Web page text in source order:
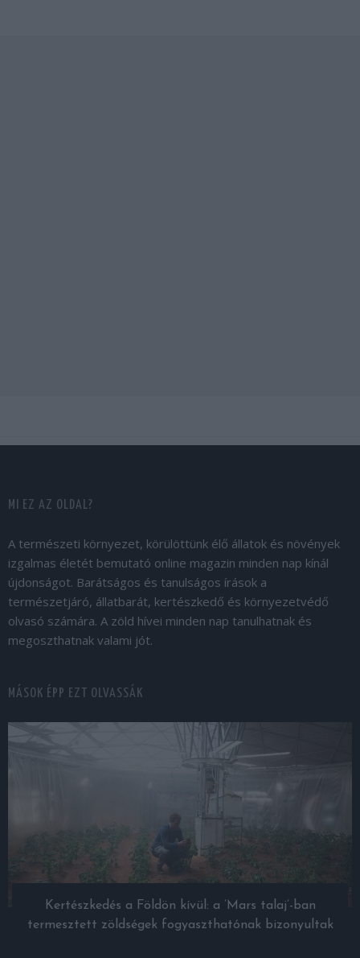
MI EZ AZ OLDAL?
A természeti környezet, körülöttünk élő állatok és növények
izgalmas életét bemutató online magazin minden nap kínál
újdonságot. Barátságos és tanulságos írások a
természetjáró, állatbarát, kertészkedő és környezetvédő
olvasó számára. A zöld hívei minden nap tanulhatnak és
megoszthatnak valami jót.
MÁSOK ÉPP EZT OLVASSÁK
Kertészkedés a Földön kívül: a ’Mars talaj’-ban
termesztett zöldségek fogyaszthatónak bizonyultak